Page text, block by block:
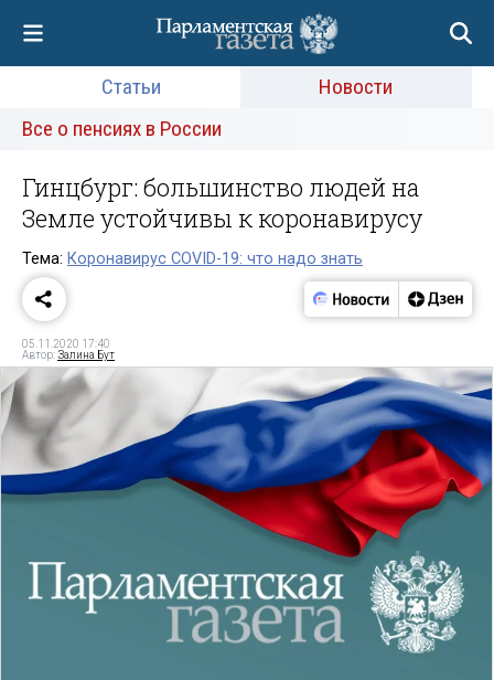
Статьи
Новости
Все о пенсиях в России
Гинцбург: большинство людей на
Земле устойчивы к коронавирусу
Тема: Коронавирус COVID-19: что надо знать
05.11.2020 17:40
Автор:Залина Бут